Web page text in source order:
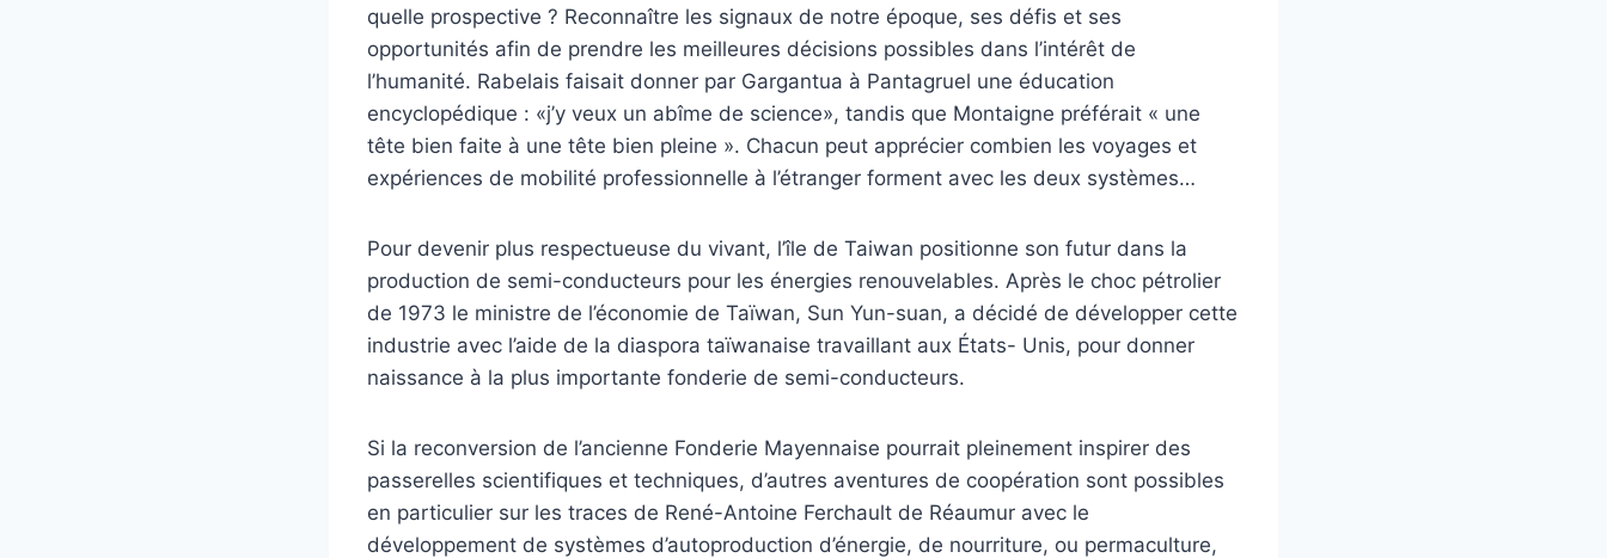
quelle prospective ? Reconnaître les signaux de notre époque, ses défis et ses
opportunités afin de prendre les meilleures décisions possibles dans l’intérêt de
l’humanité. Rabelais faisait donner par Gargantua à Pantagruel une éducation
encyclopédique : «j’y veux un abîme de science», tandis que Montaigne préférait « une
tête bien faite à une tête bien pleine ». Chacun peut apprécier combien les voyages et
expériences de mobilité professionnelle à l’étranger forment avec les deux systèmes…
Pour devenir plus respectueuse du vivant, l’île de Taiwan positionne son futur dans la
production de semi-conducteurs pour les énergies renouvelables. Après le choc pétrolier
de 1973 le ministre de l’économie de Taïwan, Sun Yun-suan, a décidé de développer cette
industrie avec l’aide de la diaspora taïwanaise travaillant aux États- Unis, pour donner
naissance à la plus importante fonderie de semi-conducteurs.
Si la reconversion de l’ancienne Fonderie Mayennaise pourrait pleinement inspirer des
passerelles scientifiques et techniques, d’autres aventures de coopération sont possibles
en particulier sur les traces de René-Antoine Ferchault de Réaumur avec le
développement de systèmes d’autoproduction d’énergie, de nourriture, ou permaculture,